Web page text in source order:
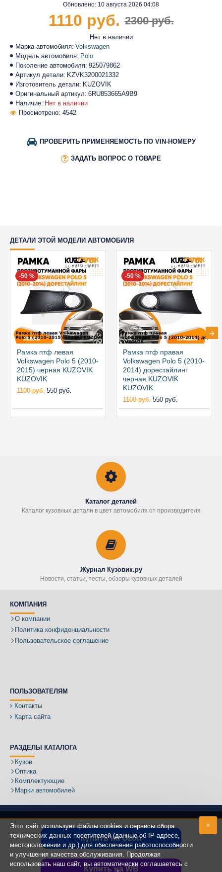
Наличие: Нет в наличии
Марка автомобиля: Volkswagen
Модель автомобиля: Polo
Поколение автомобиля: 925079862
Артикул детали: KZVK3200021332
Изготовитель детали: KUZOVIK
Оригинальный артикул: 6RU853665A9B9
Просмотрено: 4542
Обновлено: 10 августа 2026 04:08
Нет в наличии
2300 руб.
1110 руб.
Купить на Ozon
Купить на WB
ПРОВЕРИТЬ ПРИМЕНЯЕМОСТЬ ПО VIN-НОМЕРУ
ЗАДАТЬ ВОПРОС О ТОВАРЕ
ДЕТАЛИ ЭТОЙ МОДЕЛИ АВТОМОБИЛЯ
-50 %
Рамка птф левая
Volkswagen Polo 5 (2010-
2015) черная KUZOVIK
KUZOVIK
1100 руб. 550 руб.
-50 %
Рамка птф правая
Volkswagen Polo 5 (2010-
2014) дорестайлинг
черная KUZOVIK
KUZOVIK
1100 руб. 550 руб.
Каталог деталей
Каталог кузовных детали в цвет автомобиля от производителя
Журнал Кузовик.ру
Новости, статьи, тесты, обзоры кузовных деталей
КОМПАНИЯ
О компании
Политика конфиденциальности
Пользовательское соглашение
ПОЛЬЗОВАТЕЛЯМ
Контакты
Карта сайта
РАЗДЕЛЫ КАТАЛОГА
Кузов
Оптика
Комплектующие
Марки автомобилей
Адрес:
Этот сайт использует файлы cookies и сервисы сбора
технических данных посетителей (данные об IP-адресе,
местоположении и др.) для обеспечения работоспособности
и улучшения качества обслуживания. Продолжая
использовать наш сайт, вы автоматически соглашаетесь с